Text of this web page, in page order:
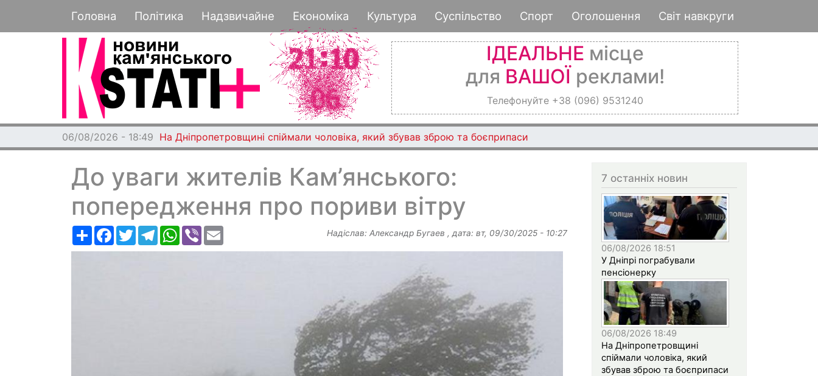
до
основного
Основная навигация
Головна Політика Надзвичайне Економіка Культура Суспільство Спорт Оголошення Світ навкруги
ІДЕАЛЬНЕ місце
для ВАШОЇ реклами!
Телефонуйте +38 (096) 9531240
06/08/2026 - 18:49 На Дніпропетровщині спіймали чоловіка, який збував зброю та боєприпаси
До уваги жителів Кам’янського:
попередження про пориви вітру
РесурсFacebook
TwitterTelegramWhatsApp
Viber Надіслав: Александр Бугаев , дата: вт, 09/30/2025 - 10:27
7 останніх новин
06/08/2026 18:51
У Дніпрі пограбували
пенсіонерку
06/08/2026 18:49
На Дніпропетровщині
спіймали чоловіка, який
збував зброю та боєприпаси